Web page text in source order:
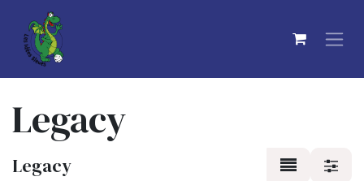
Se rendre au contenu
Legacy
Legacy